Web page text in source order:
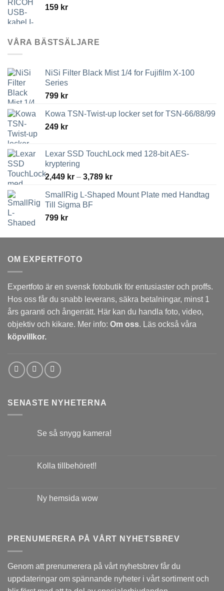
159 kr
VÅRA BÄSTSÄLJARE
NiSi Filter Black Mist 1/4 for Fujifilm X-100
Series
799 kr
Kowa TSN-Twist-up locker set for TSN-66/88/99
249 kr
Lexar SSD TouchLock med 128-bit AES-
kryptering
2,449 kr – 3,789 krPrisintervall:
till
SmallRig L-Shaped Mount Plate med Handtag
Till Sigma BF
799 kr
OM EXPERTFOTO
Expertfoto är en svensk fotobutik för entusiaster och proffs.
Hos oss får du snabb leverans, säkra betalningar, minst 1
års garanti och ångerrätt. Här kan du handla foto, video,
objektiv och kikare. Mer info: Om oss. Läs också våra
köpvillkor.
SENASTE NYHETERNA
Se så snygg kamera!
Kolla tillbehöret!!
Ny hemsida wow
PRENUMERERA PÅ VÅRT NYHETSBREV
Genom att prenumerera på vårt nyhetsbrev får du
uppdateringar om spännande nyheter i vårt sortiment och